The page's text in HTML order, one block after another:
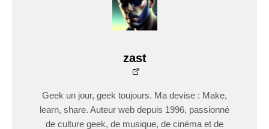
zast
Geek un jour, geek toujours. Ma devise : Make,
learn, share. Auteur web depuis 1996, passionné
de culture geek, de musique, de cinéma et de